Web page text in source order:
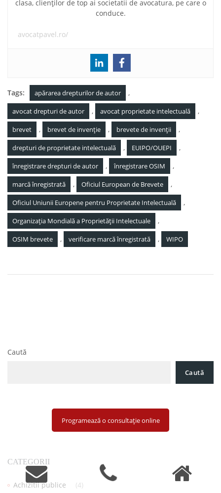
clasa, clienților de top ai societatii de avocatura, pe care o
conduce.
avocatpavel.ro/
Tags: apărarea drepturilor de autor ,
avocat drepturi de autor , avocat proprietate intelectuală ,
brevet , brevet de invenție , brevete de invenții ,
drepturi de proprietate intelectuală , EUIPO/OUEPI ,
înregistrare drepturi de autor , înregistrare OSIM ,
marcă înregistrată , Oficiul European de Brevete ,
Oficiul Uniunii Europene pentru Proprietate Intelectuală ,
Organizația Mondială a Proprietății Intelectuale ,
OSIM brevete , verificare marcă înregistrată , WIPO
Caută
Caută
Programează o consultație online
CATEGORII
Achizitii publice (4)